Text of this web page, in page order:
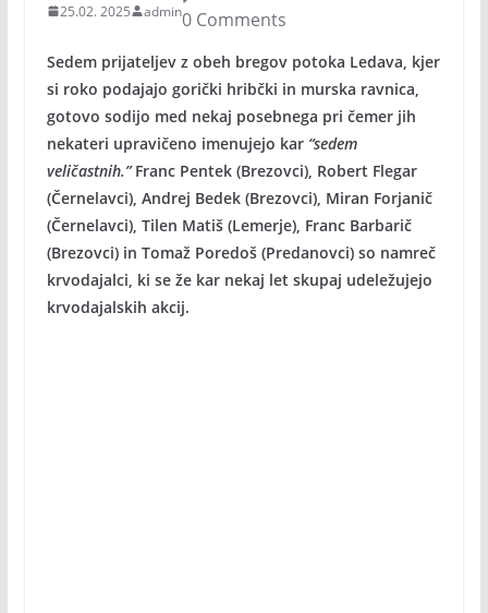
25.02. 2025 admin0 Comments
Sedem prijateljev z obeh bregov potoka Ledava, kjer
si roko podajajo gorički hribčki in murska ravnica,
gotovo sodijo med nekaj posebnega pri čemer jih
nekateri upravičeno imenujejo kar “sedem
veličastnih.”Franc Pentek (Brezovci), Robert Flegar
(Černelavci), Andrej Bedek (Brezovci), Miran Forjanič
(Černelavci), Tilen Matiš (Lemerje), Franc Barbarič
(Brezovci) in Tomaž Poredoš (Predanovci) so namreč
krvodajalci, ki se že kar nekaj let skupaj udeležujejo
krvodajalskih akcij.